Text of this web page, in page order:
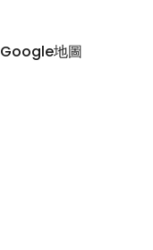
Google地圖